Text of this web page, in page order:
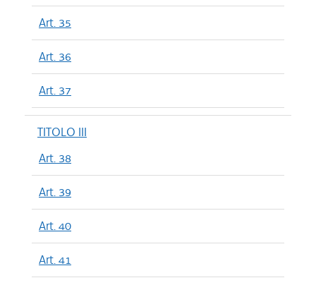
Art. 35
Art. 36
Art. 37
TITOLO III
Art. 38
Art. 39
Art. 40
Art. 41